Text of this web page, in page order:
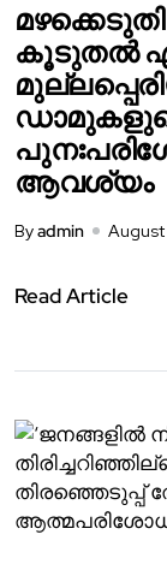
കൂടുതൽ
ആവശ്യം
Byadmin
Read Article